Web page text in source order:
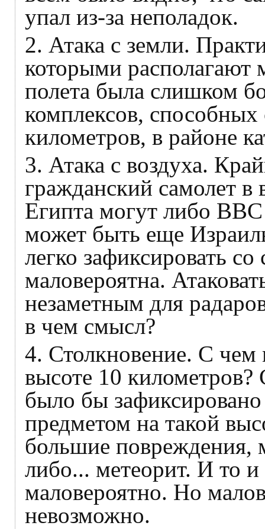
упал из-за неполадок.
2. Атака с земли.
которыми располагают
полета была слишком
комплексов, способных
километров, в районе
3. Атака с воздуха.
гражданский самолет в
Египта могут либо
может быть еще
легко зафиксировать
маловероятна.
незаметным для
в чем смысл?
4. Столкновение. С чем
высоте 10 километров?
было бы
предметом на такой
большие
либо... метеорит. И то и
маловероятно. Но
невозможно.